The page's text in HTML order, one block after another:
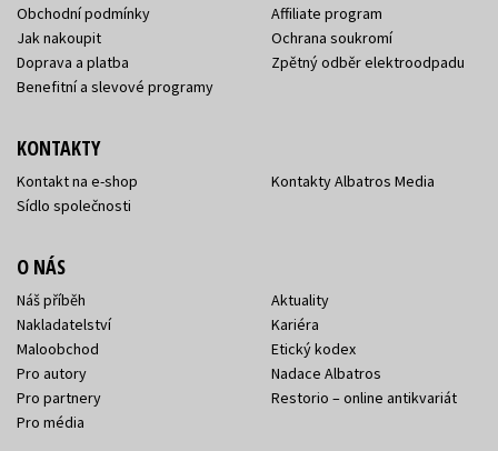
Obchodní podmínky
Jak nakoupit
Doprava a platba
Benefitní a slevové programy
Affiliate program
Ochrana soukromí
Zpětný odběr elektroodpadu
KONTAKTY
Kontakt na e-shop
Sídlo společnosti
Kontakty Albatros Media
O NÁS
Náš příběh
Nakladatelství
Maloobchod
Pro autory
Pro partnery
Pro média
Aktuality
Kariéra
Etický kodex
Nadace Albatros
Restorio – online antikvariát